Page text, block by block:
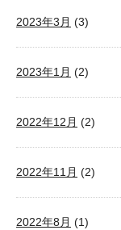
2023年3月 (3)
2023年1月 (2)
2022年12月 (2)
2022年11月 (2)
2022年8月 (1)